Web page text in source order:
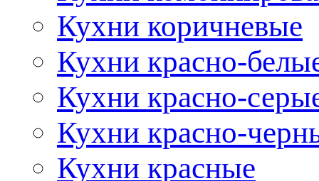
Кухни коричневые
Кухни красно-
Кухни красно-
Кухни красно-
Кухни красные